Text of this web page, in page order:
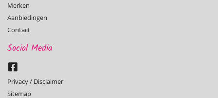
Merken
Aanbiedingen
Contact
Social Media
Privacy / Disclaimer
Sitemap